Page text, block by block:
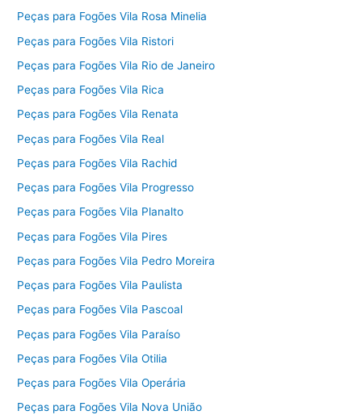
Peças para Fogões Vila Rosa Minelia
Peças para Fogões Vila Ristori
Peças para Fogões Vila Rio de Janeiro
Peças para Fogões Vila Rica
Peças para Fogões Vila Renata
Peças para Fogões Vila Real
Peças para Fogões Vila Rachid
Peças para Fogões Vila Progresso
Peças para Fogões Vila Planalto
Peças para Fogões Vila Pires
Peças para Fogões Vila Pedro Moreira
Peças para Fogões Vila Paulista
Peças para Fogões Vila Pascoal
Peças para Fogões Vila Paraíso
Peças para Fogões Vila Otilia
Peças para Fogões Vila Operária
Peças para Fogões Vila Nova União